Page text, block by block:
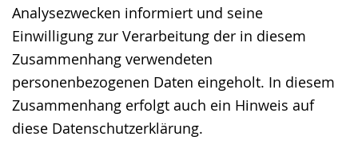
Analysezwecken informiert und seine
Einwilligung zur Verarbeitung der in diesem
Zusammenhang verwendeten
personenbezogenen Daten eingeholt. In diesem
Zusammenhang erfolgt auch ein Hinweis auf
diese Datenschutzerklärung.